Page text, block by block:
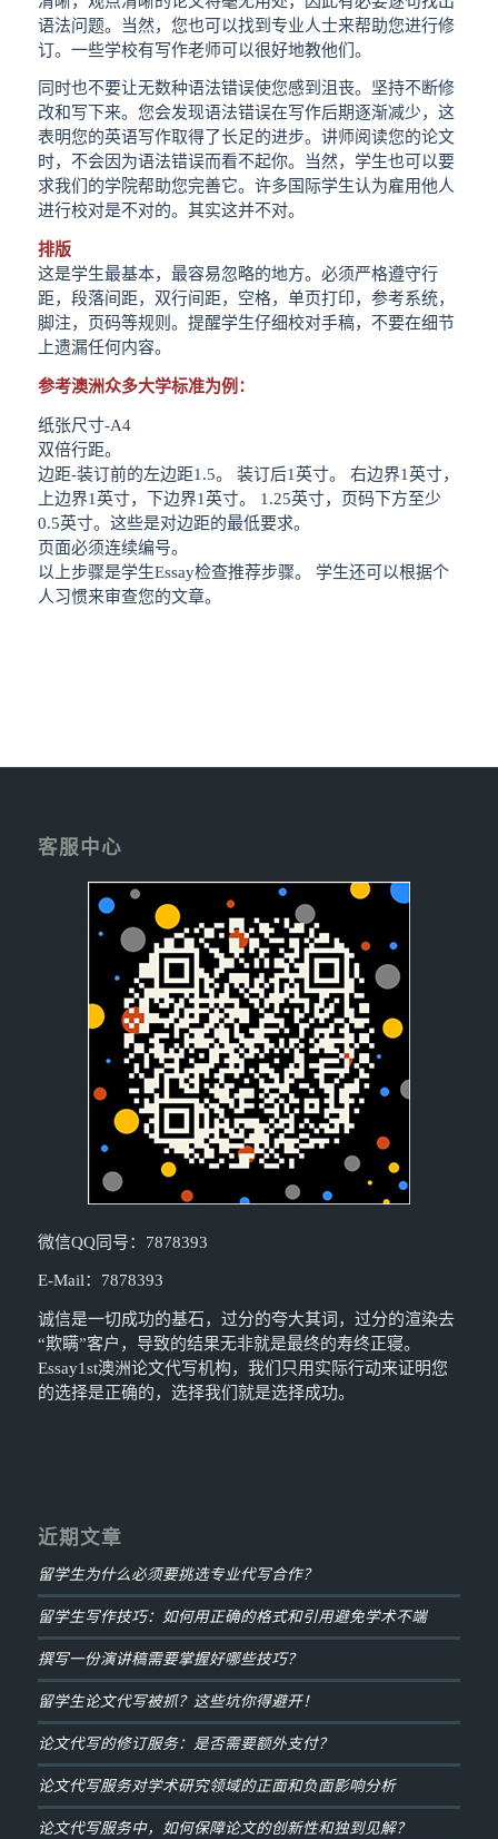
语法问题。当然，您也可以找到专业人士来帮助您进行修
订。一些学校有写作老师可以很好地教他们。
同时也不要让无数种语法错误使您感到沮丧。坚持不断修
改和写下来。您会发现语法错误在写作后期逐渐减少，这
表明您的英语写作取得了长足的进步。讲师阅读您的论文
时，不会因为语法错误而看不起你。当然，学生也可以要
求我们的学院帮助您完善它。许多国际学生认为雇用他人
进行校对是不对的。其实这并不对。
排版
这是学生最基本，最容易忽略的地方。必须严格遵守行
距，段落间距，双行间距，空格，单页打印，参考系统，
脚注，页码等规则。提醒学生仔细校对手稿，不要在细节
上遗漏任何内容。
参考澳洲众多大学标准为例：
纸张尺寸-A4
双倍行距。
边距-装订前的左边距1.5。 装订后1英寸。 右边界1英寸，
上边界1英寸，下边界1英寸。 1.25英寸，页码下方至少
0.5英寸。这些是对边距的最低要求。
页面必须连续编号。
以上步骤是学生Essay检查推荐步骤。 学生还可以根据个
人习惯来审查您的文章。
客服中心
微信QQ同号：7878393
E-Mail：7878393
诚信是一切成功的基石，过分的夸大其词，过分的渲染去
“欺瞒”客户，导致的结果无非就是最终的寿终正寝。
Essay1st澳洲论文代写机构，我们只用实际行动来证明您
的选择是正确的，选择我们就是选择成功。
近期文章
留学生为什么必须要挑选专业代写合作？
留学生写作技巧：如何用正确的格式和引用避免学术不端
撰写一份演讲稿需要掌握好哪些技巧？
留学生论文代写被抓？这些坑你得避开！
论文代写的修订服务：是否需要额外支付？
论文代写服务对学术研究领域的正面和负面影响分析
论文代写服务中，如何保障论文的创新性和独到见解？